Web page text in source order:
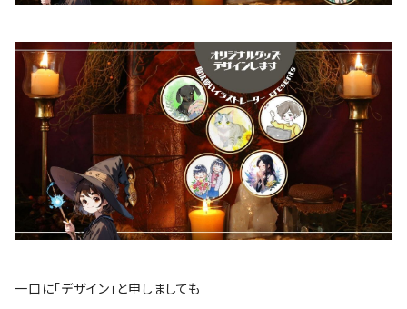
一口に「デザイン」と申しましても